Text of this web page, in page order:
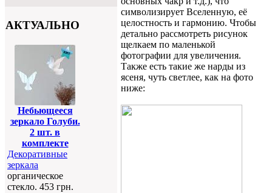
АКТУАЛЬНО
Небьющееся
зеркало Голуби.
2 шт. в
комплекте
Декоративные
зеркала
органическое
стекло. 453 грн.
символизирует Вселенную, её
целостность и гармонию. Чтобы
детально рассмотреть рисунок
щелкаем по маленькой
фотографии для увеличения.
Также есть такие же нарды из
ясеня, чуть светлее, как на фото
ниже: